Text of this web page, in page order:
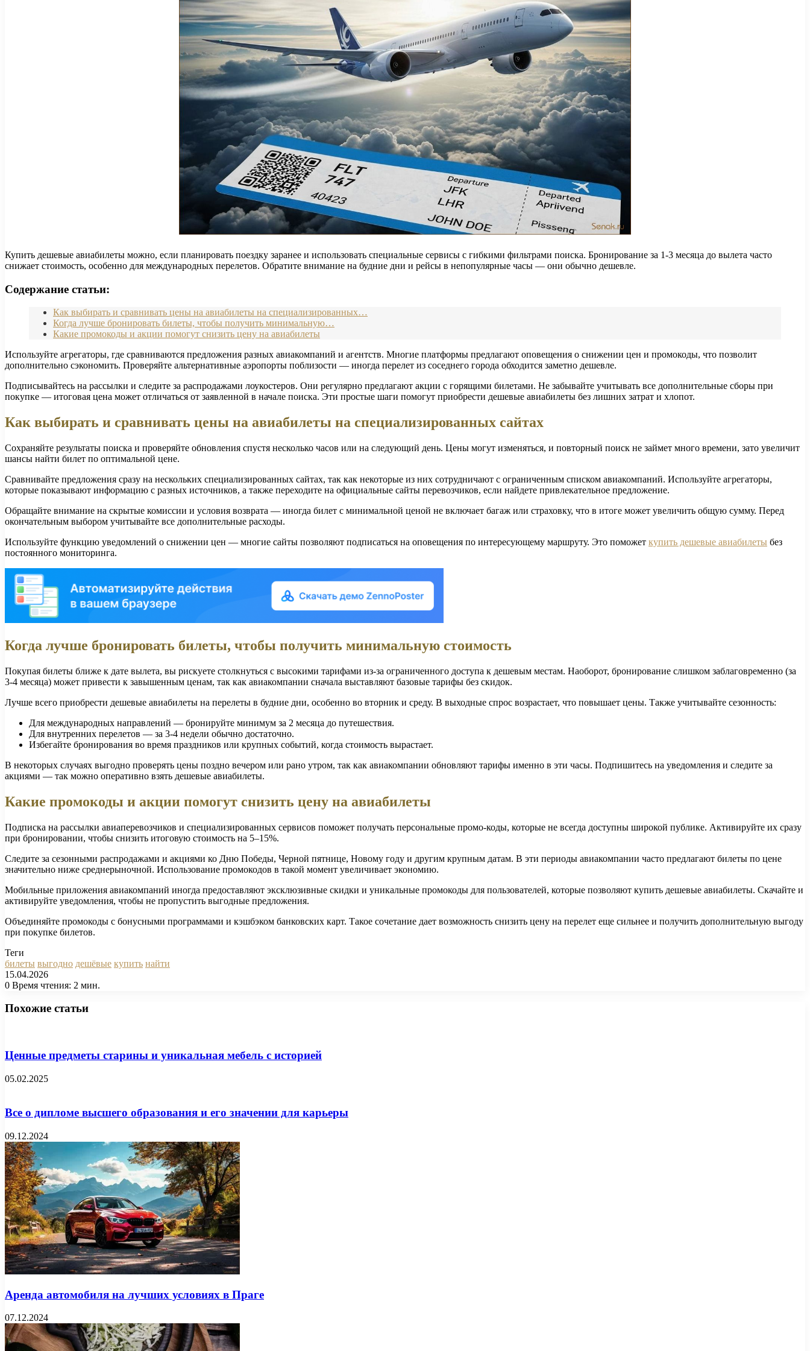
Купить дешевые авиабилеты можно, если планировать поездку заранее и использовать специальные сервисы с гибкими фильтрами поиска. Бронирование за 1-3 месяца до вылета часто
снижает стоимость, особенно для международных перелетов. Обратите внимание на будние дни и рейсы в непопулярные часы — они обычно дешевле.
Содержание статьи:
Как выбирать и сравнивать цены на авиабилеты на специализированных…
Когда лучше бронировать билеты, чтобы получить минимальную…
Какие промокоды и акции помогут снизить цену на авиабилеты
Используйте агрегаторы, где сравниваются предложения разных авиакомпаний и агентств. Многие платформы предлагают оповещения о снижении цен и промокоды, что позволит
дополнительно сэкономить. Проверяйте альтернативные аэропорты поблизости — иногда перелет из соседнего города обходится заметно дешевле.
Подписывайтесь на рассылки и следите за распродажами лоукостеров. Они регулярно предлагают акции с горящими билетами. Не забывайте учитывать все дополнительные сборы при
покупке — итоговая цена может отличаться от заявленной в начале поиска. Эти простые шаги помогут приобрести дешевые авиабилеты без лишних затрат и хлопот.
Как выбирать и сравнивать цены на авиабилеты на специализированных сайтах
Сохраняйте результаты поиска и проверяйте обновления спустя несколько часов или на следующий день. Цены могут изменяться, и повторный поиск не займет много времени, зато увеличит
шансы найти билет по оптимальной цене.
Сравнивайте предложения сразу на нескольких специализированных сайтах, так как некоторые из них сотрудничают с ограниченным списком авиакомпаний. Используйте агрегаторы,
которые показывают информацию с разных источников, а также переходите на официальные сайты перевозчиков, если найдете привлекательное предложение.
Обращайте внимание на скрытые комиссии и условия возврата — иногда билет с минимальной ценой не включает багаж или страховку, что в итоге может увеличить общую сумму. Перед
окончательным выбором учитывайте все дополнительные расходы.
Используйте функцию уведомлений о снижении цен — многие сайты позволяют подписаться на оповещения по интересующему маршруту. Это поможет купить дешевые авиабилеты без
постоянного мониторинга.
Когда лучше бронировать билеты, чтобы получить минимальную стоимость
Покупая билеты ближе к дате вылета, вы рискуете столкнуться с высокими тарифами из-за ограниченного доступа к дешевым местам. Наоборот, бронирование слишком заблаговременно (за
3-4 месяца) может привести к завышенным ценам, так как авиакомпании сначала выставляют базовые тарифы без скидок.
Лучше всего приобрести дешевые авиабилеты на перелеты в будние дни, особенно во вторник и среду. В выходные спрос возрастает, что повышает цены. Также учитывайте сезонность:
Для международных направлений — бронируйте минимум за 2 месяца до путешествия.
Для внутренних перелетов — за 3-4 недели обычно достаточно.
Избегайте бронирования во время праздников или крупных событий, когда стоимость вырастает.
В некоторых случаях выгодно проверять цены поздно вечером или рано утром, так как авиакомпании обновляют тарифы именно в эти часы. Подпишитесь на уведомления и следите за
акциями — так можно оперативно взять дешевые авиабилеты.
Какие промокоды и акции помогут снизить цену на авиабилеты
Подписка на рассылки авиаперевозчиков и специализированных сервисов поможет получать персональные промо-коды, которые не всегда доступны широкой публике. Активируйте их сразу
при бронировании, чтобы снизить итоговую стоимость на 5–15%.
Следите за сезонными распродажами и акциями ко Дню Победы, Черной пятнице, Новому году и другим крупным датам. В эти периоды авиакомпании часто предлагают билеты по цене
значительно ниже среднерыночной. Использование промокодов в такой момент увеличивает экономию.
Мобильные приложения авиакомпаний иногда предоставляют эксклюзивные скидки и уникальные промокоды для пользователей, которые позволяют купить дешевые авиабилеты. Скачайте и
активируйте уведомления, чтобы не пропустить выгодные предложения.
Объединяйте промокоды с бонусными программами и кэшбэком банковских карт. Такое сочетание дает возможность снизить цену на перелет еще сильнее и получить дополнительную выгоду
при покупке билетов.
Теги
билеты выгодно дешёвые купить найти
15.04.2026
0 Время чтения: 2 мин.
Похожие статьи
Ценные предметы старины и уникальная мебель с историей
05.02.2025
Все о дипломе высшего образования и его значении для карьеры
09.12.2024
Аренда автомобиля на лучших условиях в Праге
07.12.2024